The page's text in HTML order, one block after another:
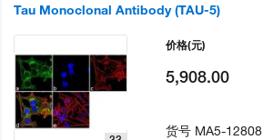
Tau Monoclonal Antibody (TAU-5)
价格(元)
5,908.00
货号 MA5-12808